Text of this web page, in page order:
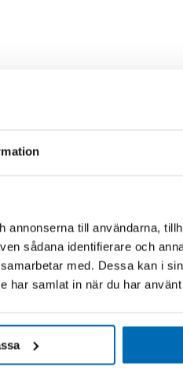
till användarna,
sådana identifierare och
med. Dessa kan i
har samlat in när du har